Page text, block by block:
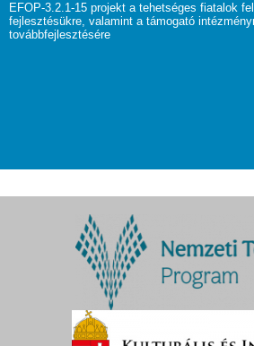
EFOP-3.2.1-15 projekt a tehetséges fiatalok
fejlesztésükre, valamint a támogató
továbbfejlesztésére